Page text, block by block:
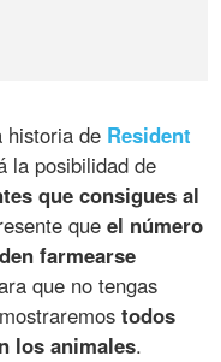
historia de Resident
la posibilidad de
que consigues al
queel número
farmearse
que no tengas
todos
los animales.